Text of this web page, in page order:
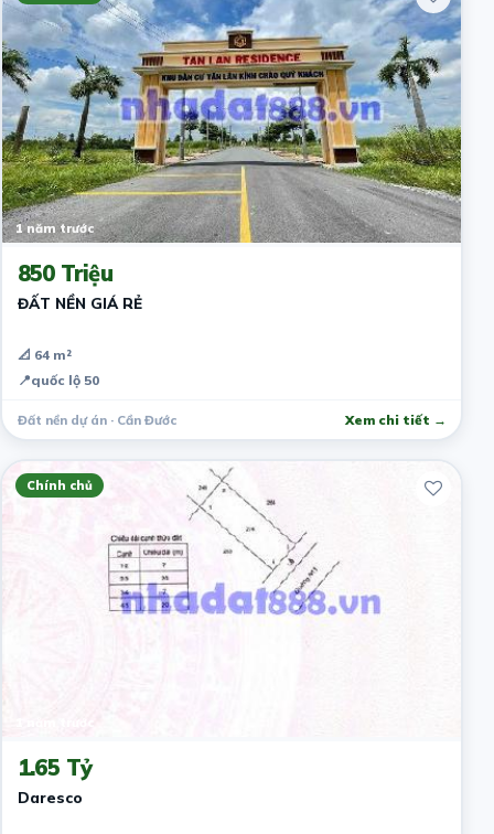
1 năm trước
850 Triệu
ĐẤT NỀN GIÁ RẺ
📐 64 m²
📍quốc lộ 50
Đất nền dự án · Cần Đước Xem chi tiết →
Chính chủ
1.65 Tỷ
Daresco